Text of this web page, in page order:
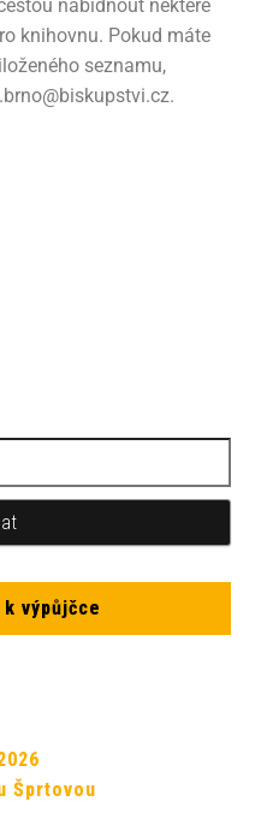
nabídnout některé
knihovnu. Pokud máte
seznamu,
výpůjčce
Šprtovou